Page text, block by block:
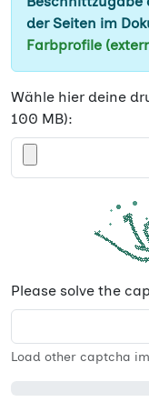
der Seiten im
Farbprofile
Wähle hier deine
100 MB):
Please solve the
Load other captcha